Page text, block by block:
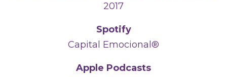
2017
Spotify
Capital Emocional®
Apple Podcasts